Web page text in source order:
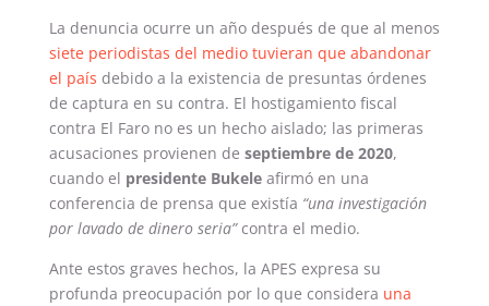
La denuncia ocurre un año después de que al menos
siete periodistas del medio tuvieran que abandonar
el país debido a la existencia de presuntas órdenes
de captura en su contra. El hostigamiento fiscal
contra El Faro no es un hecho aislado; las primeras
acusaciones provienen de septiembre de 2020,
cuando el presidente Bukeleafirmó en una
conferencia de prensa que existía “una investigación
por lavado de dinero seria”contra el medio.
Ante estos graves hechos, la APES expresa su
profunda preocupación por lo que considera una